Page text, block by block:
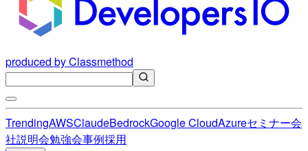
produced by Classmethod
TrendingAWSClaudeBedrockGoogle CloudAzureセミナー会
社説明会勉強会事例採用